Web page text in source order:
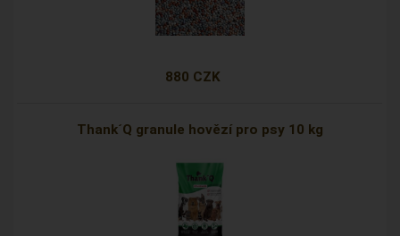
880 CZK
Thank´Q granule hovězí pro psy 10 kg